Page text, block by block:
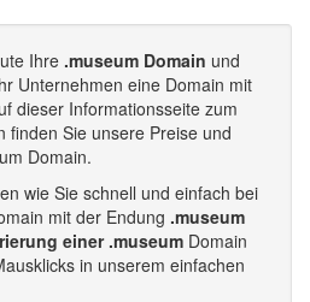
Ihre .museum Domain und
Unternehmen eine Domain mit
dieser Informationsseite zum
finden Sie unsere Preise und
Domain.
wie Sie schnell und einfach bei
mit der Endung .museum
einer .museum Domain
in unserem einfachen